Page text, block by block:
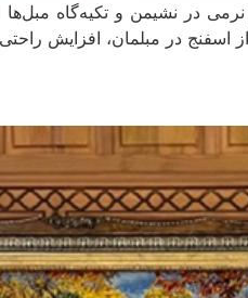
در نشیمن و تکیه‌گاه مبل‌ها
اسفنج در مبلمان، افزایش